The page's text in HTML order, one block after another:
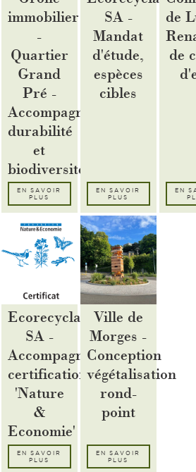
immobilier
-
Quartier
Grand
Pré -
Accompagnement
durabilité
et
biodiversité
EN SAVOIR
PLUS
SA -
Mandat
d'étude,
espèces
cibles
EN SAVOIR
PLUS
de
de
EN
Ecorecyclage
SA -
Accompagnement
certification
'Nature
&
Economie'
EN SAVOIR
PLUS
Ville de
Morges -
Conception
végétalisation
rond-
point
EN SAVOIR
PLUS